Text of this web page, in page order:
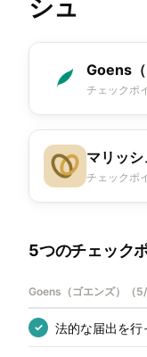
シュ
Goens（
チェックポ
マリッシ
チェックポ
5つのチェック
Goens（ゴエンズ） （
✓ 法的な届出を行